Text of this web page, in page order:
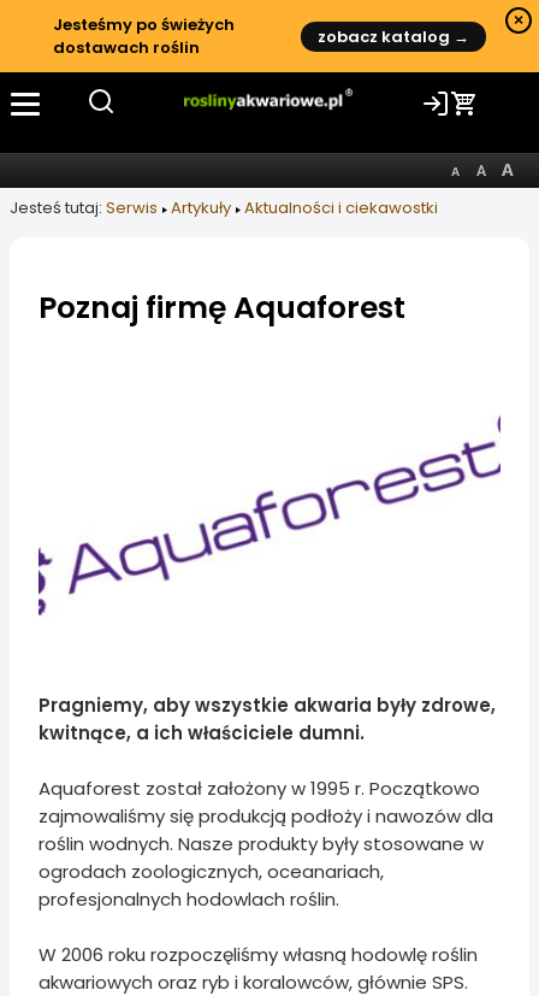
Jesteśmy po świeżych
dostawach roślin
zobacz katalog →
×
Jesteś tutaj: Serwis Artykuły Aktualności i ciekawostki
Poznaj firmę Aquaforest
Pragniemy, aby wszystkie akwaria były zdrowe,
kwitnące, a ich właściciele dumni.
Aquaforest został założony w 1995 r. Początkowo
zajmowaliśmy się produkcją podłoży i nawozów dla
roślin wodnych. Nasze produkty były stosowane w
ogrodach zoologicznych, oceanariach,
profesjonalnych hodowlach roślin.
W 2006 roku rozpoczęliśmy własną hodowlę roślin
akwariowych oraz ryb i koralowców, głównie SPS.